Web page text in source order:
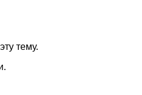
тему.